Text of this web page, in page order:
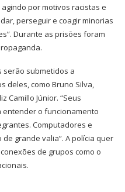
por motivos racistas e
perseguir e coagir minorias
Durante as prisões foram
serão submetidos a
deles, como Bruno Silva,
Camillo Júnior. “Seus
o funcionamento
Computadores e
grande valia”. A polícia quer
de grupos como o